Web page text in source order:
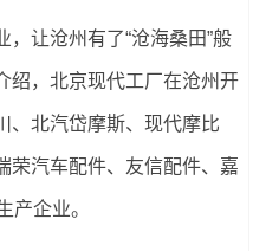
让沧州有了“沧海桑田”般
绍，北京现代工厂在沧州开
、北汽岱摩斯、现代摩比
荣汽车配件、友信配件、嘉
产企业。